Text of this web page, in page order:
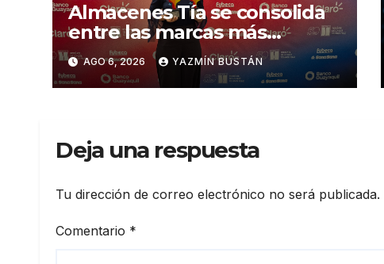
Almacenes Tía se consolida
entre las marcas más
influyentes del Ecuador
AGO 6, 2026 YAZMÍN BUSTÁN
Deja una respuesta
Tu dirección de correo electrónico no será publicada.
Comentario *